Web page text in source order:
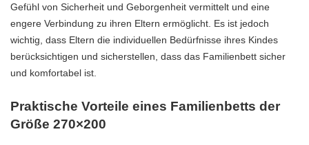
Gefühl von Sicherheit und Geborgenheit vermittelt und eine
engere Verbindung zu ihren Eltern ermöglicht. Es ist jedoch
wichtig, dass Eltern die individuellen Bedürfnisse ihres Kindes
berücksichtigen und sicherstellen, dass das Familienbett sicher
und komfortabel ist.
Praktische Vorteile eines Familienbetts der
Größe 270×200